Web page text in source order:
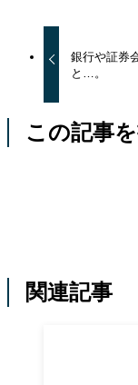
銀行や証券
と…。
この記事
関連記事